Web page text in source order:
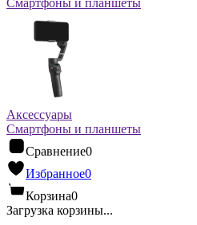
Смартфоны и планшеты
Аксессуары
Смартфоны и планшеты
Сравнение0
Избранное0
Корзина0
Загрузка корзины...